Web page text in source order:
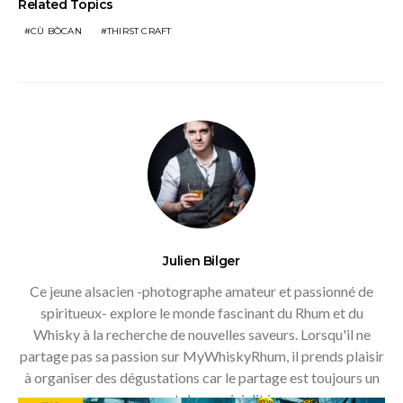
Related Topics
CÙ BÒCAN THIRST CRAFT
Julien Bilger
Ce jeune alsacien -photographe amateur et passionné de
spiritueux- explore le monde fascinant du Rhum et du
Whisky à la recherche de nouvelles saveurs. Lorsqu'il ne
partage pas sa passion sur MyWhiskyRhum, il prends plaisir
à organiser des dégustations car le partage est toujours un
moment de convivialité.